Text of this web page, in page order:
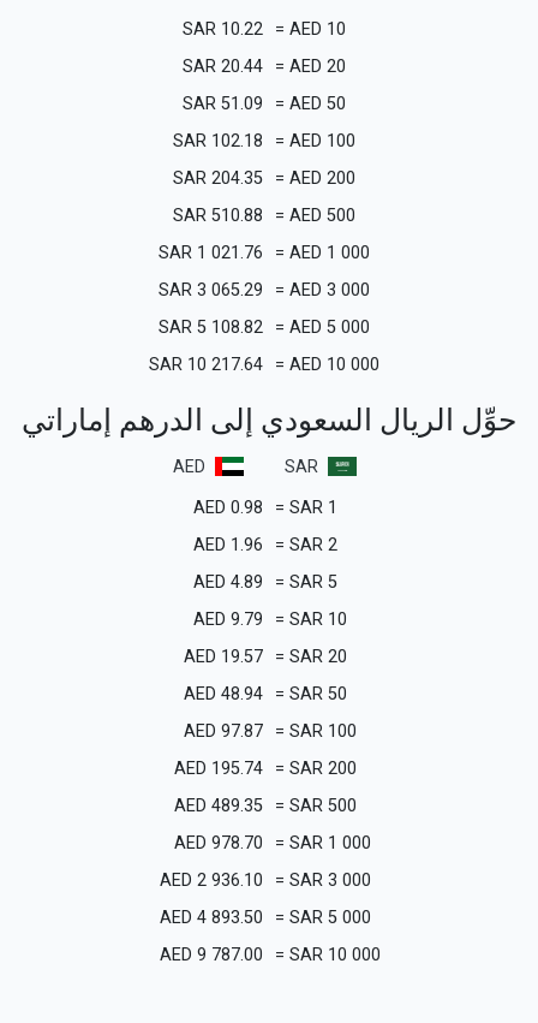
10
AED
=
10.22
SAR
20
AED
=
20.44
SAR
50
AED
=
51.09
SAR
100
AED
=
102.18
SAR
200
AED
=
204.35
SAR
500
AED
=
510.88
SAR
1 000
AED
=
1 021.76
SAR
3 000
AED
=
3 065.29
SAR
5 000
AED
=
5 108.82
SAR
10 000
AED
=
10 217.64
SAR
حوِّل الريال السعودي إلى الدرهم إماراتي
SAR
AED
1
SAR
=
0.98
AED
2
SAR
=
1.96
AED
5
SAR
=
4.89
AED
10
SAR
=
9.79
AED
20
SAR
=
19.57
AED
50
SAR
=
48.94
AED
100
SAR
=
97.87
AED
200
SAR
=
195.74
AED
500
SAR
=
489.35
AED
1 000
SAR
=
978.70
AED
3 000
SAR
=
2 936.10
AED
5 000
SAR
=
4 893.50
AED
10 000
SAR
=
9 787.00
AED